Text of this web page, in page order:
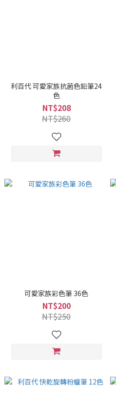
利百代 可愛家族抗菌色鉛筆24
色
NT$208
NT$260
可愛家族彩色筆 36色
NT$200
NT$250